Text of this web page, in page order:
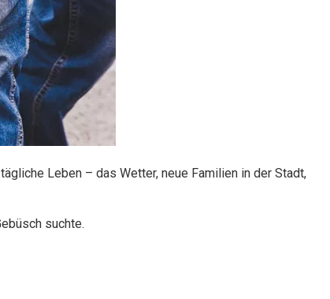
Leben – das Wetter, neue Familien in der Stadt,
suchte.